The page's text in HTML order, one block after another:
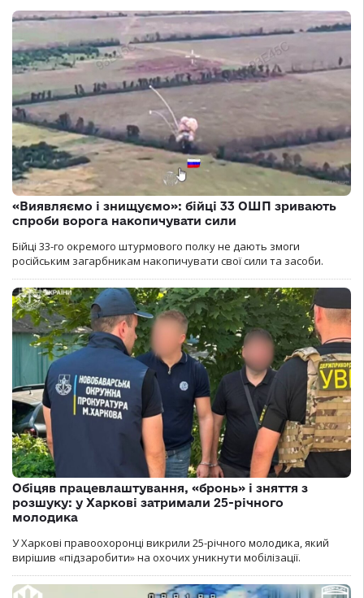
«Виявляємо і знищуємо»: бійці 33 ОШП зривають
спроби ворога накопичувати сили
Бійці 33-го окремого штурмового полку не дають змоги
російським загарбникам накопичувати свої сили та засоби.
Обіцяв працевлаштування, «бронь» і зняття з
розшуку: у Харкові затримали 25-річного
молодика
У Харкові правоохоронці викрили 25-річного молодика, який
вирішив «підзаробити» на охочих уникнути мобілізації.